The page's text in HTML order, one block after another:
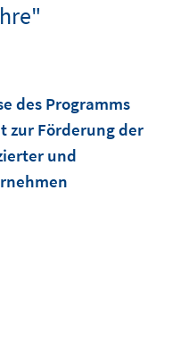
des Programms
zur Förderung der
und